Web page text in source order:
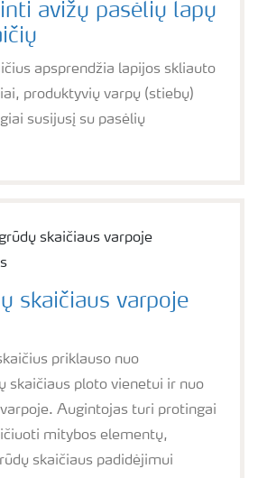
avižų pasėlių lapų
apsprendžia lapijos skliauto
produktyvių varpų (stiebų)
susijusį su pasėlių
skaičiaus varpoje
priklauso nuo
skaičiaus ploto vienetui ir nuo
Augintojas turi protingai
mitybos elementų,
skaičiaus padidėjimui